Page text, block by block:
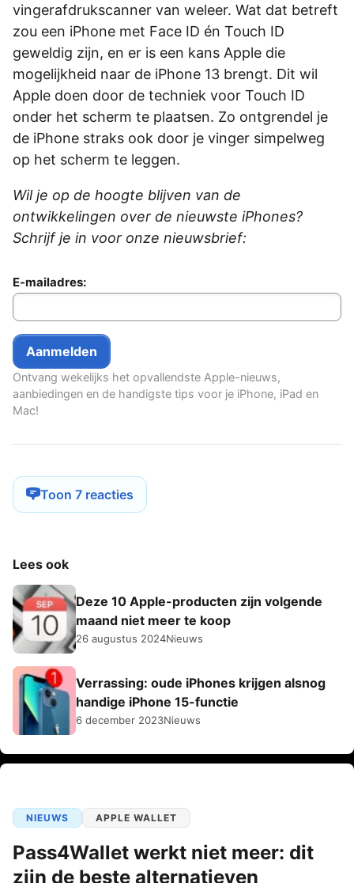
vingerafdrukscanner van weleer. Wat dat betreft
zou een iPhone met Face ID én Touch ID
geweldig zijn, en er is een kans Apple die
mogelijkheid naar de iPhone 13 brengt. Dit wil
Apple doen door de techniek voor Touch ID
onder het scherm te plaatsen. Zo ontgrendel je
de iPhone straks ook door je vinger simpelweg
op het scherm te leggen.
Wil je op de hoogte blijven van de
ontwikkelingen over de nieuwste iPhones?
Schrijf je in voor onze nieuwsbrief:
E-mailadres:
Ontvang wekelijks het opvallendste Apple-nieuws,
aanbiedingen en de handigste tips voor je iPhone, iPad en
Mac!
Toon 7 reacties
Lees ook
Deze 10 Apple-producten zijn volgende
maand niet meer te koop
26 augustus 2024Nieuws
Verrassing: oude iPhones krijgen alsnog
handige iPhone 15-functie
6 december 2023Nieuws
NIEUWS APPLE WALLET
Pass4Wallet werkt niet meer: dit
zijn de beste alternatieven